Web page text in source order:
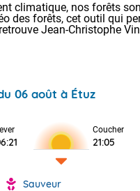
climatique, nos forêts
des forêts, cet outil qui
Jean-Christophe
06 août à Étuz
Coucher
21:05
Sauveur
Voici les
28 Lyon :
: 27 Nancy :
31 Lille : 26